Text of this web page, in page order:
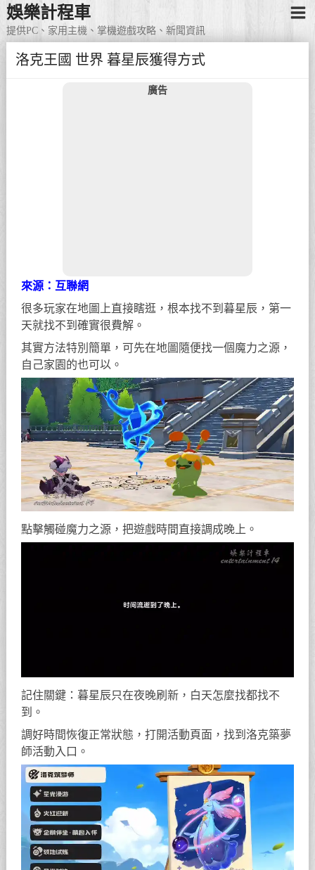
娛樂計程車
提供PC、家用主機、掌機遊戲攻略、新聞資訊
洛克王國 世界 暮星辰獲得方式
廣告
來源：互聯網
很多玩家在地圖上直接瞎逛，根本找不到暮星辰，第一
天就找不到確實很費解。
其實方法特別簡單，可先在地圖隨便找一個魔力之源，
自己家園的也可以。
點擊觸碰魔力之源，把遊戲時間直接調成晚上。
記住關鍵：暮星辰只在夜晚刷新，白天怎麼找都找不
到。
調好時間恢復正常狀態，打開活動頁面，找到洛克築夢
師活動入口。